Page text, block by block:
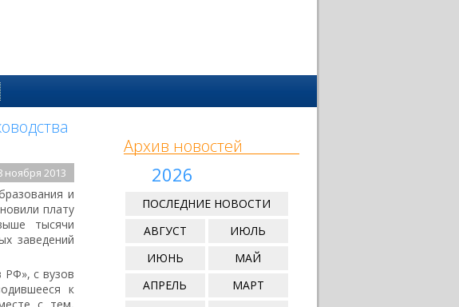
2013
и
плату
тысячи
заведений
РФ», с вузов
к
Архив новостей
2026
ПОСЛЕДНИЕ НОВОСТИ
АВГУСТ
ИЮЛЬ
ИЮНЬ
МАЙ
АПРЕЛЬ
МАРТ